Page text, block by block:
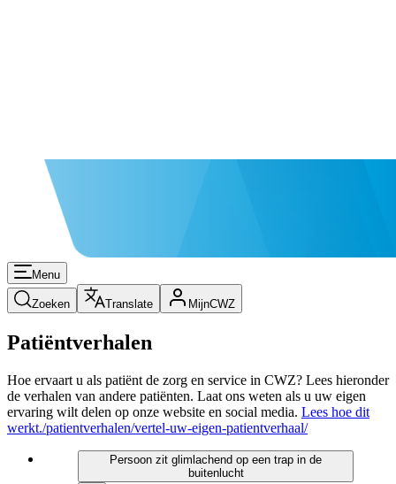
Menu
Zoeken Translate MijnCWZ
Patiëntverhalen
Hoe ervaart u als patiënt de zorg en service in CWZ? Lees hieronder
de verhalen van andere patiënten. Laat ons weten als u uw eigen
ervaring wilt delen op onze website en social media. Lees hoe dit
werkt./patientverhalen/vertel-uw-eigen-patientverhaal/
Persoon zit glimlachend op een trap in de
buitenlucht